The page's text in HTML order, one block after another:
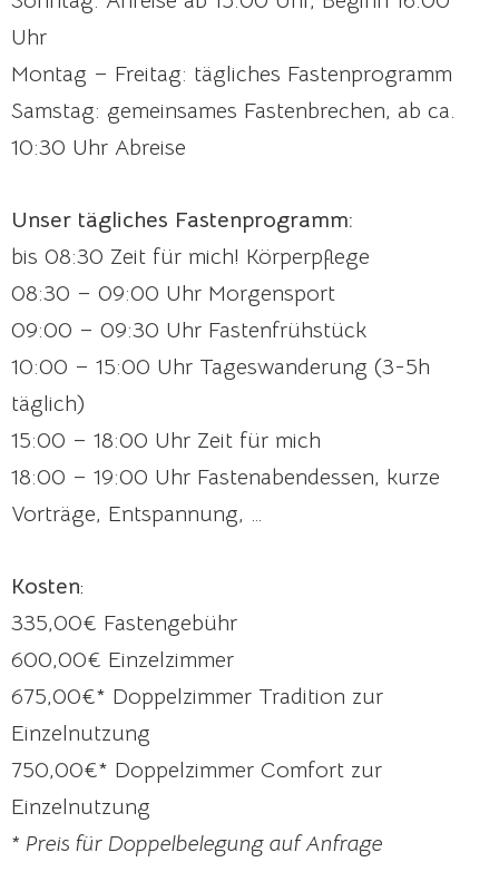
Uhr
Montag – Freitag: tägliches Fastenprogramm
Samstag: gemeinsames Fastenbrechen, ab ca.
10:30 Uhr Abreise
Unser tägliches Fastenprogramm:
bis 08:30 Zeit für mich! Körperpflege
08:30 – 09:00 Uhr Morgensport
09:00 – 09:30 Uhr Fastenfrühstück
10:00 – 15:00 Uhr Tageswanderung (3-5h
täglich)
15:00 – 18:00 Uhr Zeit für mich
18:00 – 19:00 Uhr Fastenabendessen, kurze
Vorträge, Entspannung, …
Kosten:
335,00€ Fastengebühr
600,00€ Einzelzimmer
675,00€* Doppelzimmer Tradition zur
Einzelnutzung
750,00€* Doppelzimmer Comfort zur
Einzelnutzung
* Preis für Doppelbelegung auf Anfrage